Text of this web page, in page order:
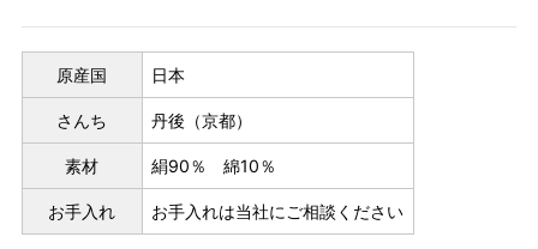
原産国 日本
さんち 丹後（京都）
素材 絹90％ 綿10％
お手入れ お手入れは当社にご相談ください